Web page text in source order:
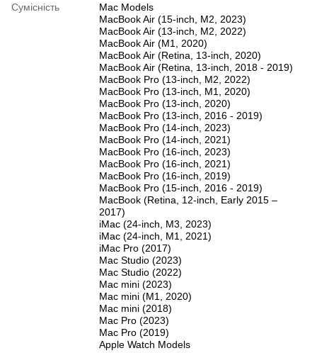
Сумісність
Mac Models
MacBook Air (15-inch, M2, 2023)
MacBook Air (13-inch, M2, 2022)
MacBook Air (M1, 2020)
MacBook Air (Retina, 13‑inch, 2020)
MacBook Air (Retina, 13-inch, 2018 - 2019)
MacBook Pro (13‑inch, M2, 2022)
MacBook Pro (13-inch, M1, 2020)
MacBook Pro (13-inch, 2020)
MacBook Pro (13-inch, 2016 - 2019)
MacBook Pro (14‑inch, 2023)
MacBook Pro (14‑inch, 2021)
MacBook Pro (16‑inch, 2023)
MacBook Pro (16‑inch, 2021)
MacBook Pro (16-inch, 2019)
MacBook Pro (15-inch, 2016 - 2019)
MacBook (Retina, 12-inch, Early 2015 –
2017)
iMac (24-inch, M3, 2023)
iMac (24-inch, M1, 2021)
iMac Pro (2017)
Mac Studio (2023)
Mac Studio (2022)
Mac mini (2023)
Mac mini (M1, 2020)
Mac mini (2018)
Mac Pro (2023)
Mac Pro (2019)
Apple Watch Models